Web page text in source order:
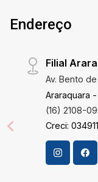
Endereço
Filial
Av. Bento
Araraquara -
(16) 2108-
Creci: